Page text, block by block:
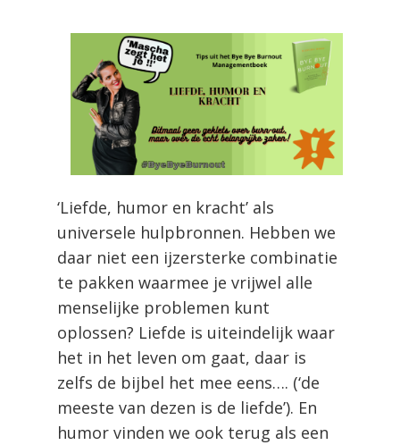
‘Liefde, humor en kracht’ als
universele hulpbronnen. Hebben we
daar niet een ijzersterke combinatie
te pakken waarmee je vrijwel alle
menselijke problemen kunt
oplossen? Liefde is uiteindelijk waar
het in het leven om gaat, daar is
zelfs de bijbel het mee eens…. (‘de
meeste van dezen is de liefde’). En
humor vinden we ook terug als een